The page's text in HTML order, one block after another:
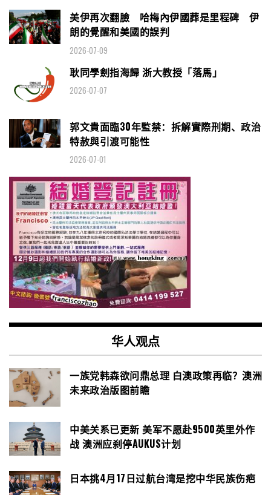
美伊再次翻臉 哈梅內伊國葬是里程碑 伊
朗的覺醒和美國的誤判
2026-07-09
耿同學劍指海歸 浙大教授「落馬」
2026-07-07
郭文貴面臨30年監禁：拆解實際刑期、政治
特赦與引渡可能性
2026-07-01
华人观点
一族党韩森欲问鼎总理 白澳政策再临？澳洲
未来政治版图前瞻
中美关系已更新 美军不愿赴9500英里外作
战 澳洲应刹停AUKUS计划
日本挑4月17日过航台湾是挖中华民族伤疤